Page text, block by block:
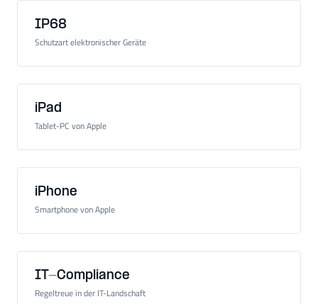
IP68
Schutzart elektronischer Geräte
iPad
Tablet-PC von Apple
iPhone
Smartphone von Apple
IT-Compliance
Regeltreue in der IT-Landschaft